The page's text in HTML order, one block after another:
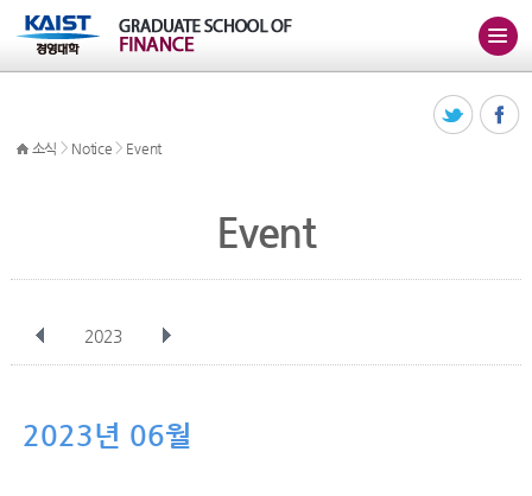
소식 > Notice > Event
Event
2023
12월
2023년 06월